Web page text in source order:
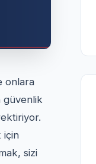
onlara
güvenlik
için
sizi